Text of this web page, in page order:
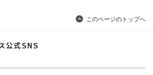
このページのトップへ